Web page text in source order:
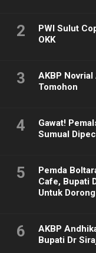
2
PWI Sulut
OKK
3
AKBP
Tomohon
4
Gawat!
Sumual
5
Pemda
Cafe, Bupati
Untuk
6
AKBP
Bupati Dr